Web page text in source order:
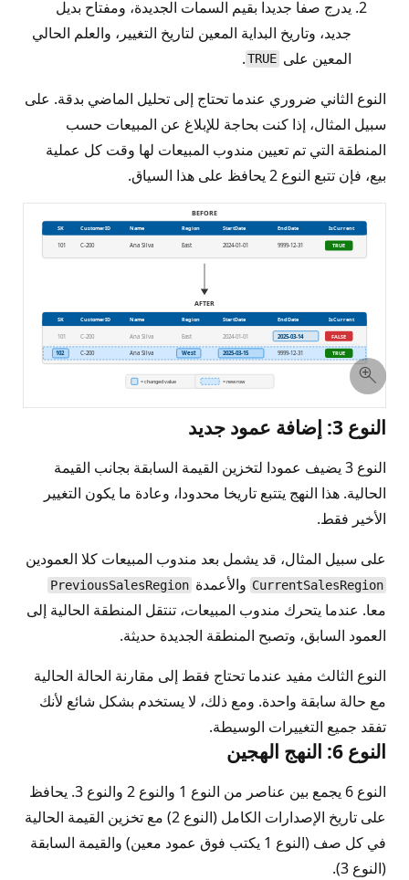
يدرج صفا جديدا بقيم السمات الجديدة، ومفتاح بديل
جديد، وتاريخ البداية المعين لتاريخ التغيير، والعلم الحالي
المعين على TRUE
.
النوع الثاني ضروري عندما تحتاج إلى تحليل الماضي بدقة. على
سبيل المثال، إذا كنت بحاجة للإبلاغ عن المبيعات حسب
المنطقة التي تم تعيين مندوب المبيعات لها وقت كل عملية
بيع، فإن تتبع النوع 2 يحافظ على هذا السياق.
النوع 3: إضافة عمود جديد
النوع 3 يضيف عمودا لتخزين القيمة السابقة بجانب القيمة
الحالية. هذا النهج يتتبع تاريخا محدودا، وعادة ما يكون التغيير
الأخير فقط.
على سبيل المثال، قد يشمل بعد مندوب المبيعات كلا العمودين
CurrentSalesRegion والأعمدة PreviousSalesRegion
معا. عندما يتحرك مندوب المبيعات، تنتقل المنطقة الحالية إلى
العمود السابق، وتصبح المنطقة الجديدة حديثة.
النوع الثالث مفيد عندما تحتاج فقط إلى مقارنة الحالة الحالية
مع حالة سابقة واحدة. ومع ذلك، لا يستخدم بشكل شائع لأنك
تفقد جميع التغييرات الوسيطة.
النوع 6: النهج الهجين
النوع 6 يجمع بين عناصر من النوع 1 والنوع 2 والنوع 3. يحافظ
على تاريخ الإصدارات الكامل (النوع 2) مع تخزين القيمة الحالية
في كل صف (النوع 1 يكتب فوق عمود معين) والقيمة السابقة
(النوع 3).